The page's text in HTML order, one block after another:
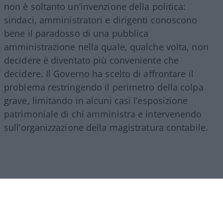
non è soltanto un’invenzione della politica:
sindaci, amministratori e dirigenti conoscono
bene il paradosso di una pubblica
amministrazione nella quale, qualche volta, non
decidere è diventato più conveniente che
decidere. Il Governo ha scelto di affrontare il
problema restringendo il perimetro della colpa
grave, limitando in alcuni casi l’esposizione
patrimoniale di chi amministra e intervenendo
sull’organizzazione della magistratura contabile.